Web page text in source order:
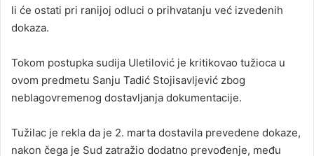
li će ostati pri ranijoj odluci o prihvatanju već izvedenih
dokaza.
Tokom postupka sudija Uletilović je kritikovao tužioca u
ovom predmetu Sanju Tadić Stojisavljević zbog
neblagovremenog dostavljanja dokumentacije.
Tužilac je rekla da je 2. marta dostavila prevedene dokaze,
nakon čega je Sud zatražio dodatno prevođenje, među